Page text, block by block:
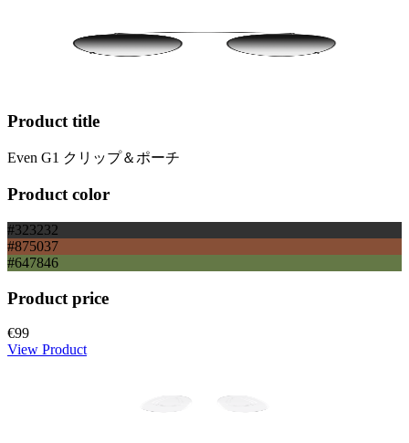
Product title
Even G1 クリップ＆ポーチ
Product color
#323232
#875037
#647846
Product price
€99
View Product